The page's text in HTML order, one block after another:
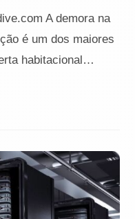
A demora na
é um dos maiores
habitacional…